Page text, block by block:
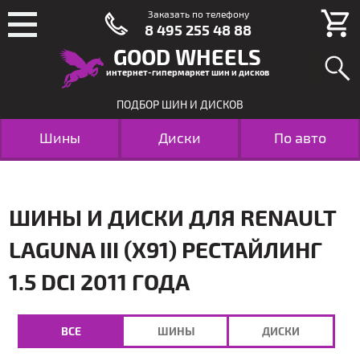
GOOD WHEELS
интернет-гипермаркет шин и дисков
ПОДБОР ШИН И ДИСКОВ
Шины Диски По авто
ШИНЫ И ДИСКИ ДЛЯ RENAULT
LAGUNA III (X91) РЕСТАЙЛИНГ
1.5 DCI 2011 ГОДА
ВСЕ ШИНЫ ДИСКИ
Заказать по телефону
8 495 255 48 88